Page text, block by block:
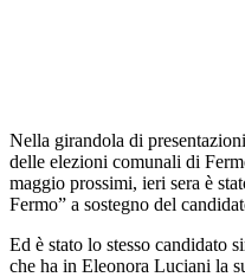
Nella girandola di
delle elezioni comunali di
maggio prossimi, ieri sera è
Fermo” a sostegno del
Ed è stato lo stesso candidato
che ha in Eleonora Luciani la